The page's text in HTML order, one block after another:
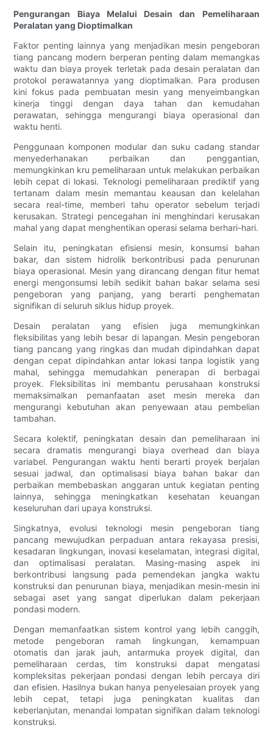
Pengurangan Biaya Melalui Desain dan Pemeliharaan
Peralatan yang Dioptimalkan
Faktor penting lainnya yang menjadikan mesin pengeboran
tiang pancang modern berperan penting dalam memangkas
waktu dan biaya proyek terletak pada desain peralatan dan
protokol perawatannya yang dioptimalkan. Para produsen
kini fokus pada pembuatan mesin yang menyeimbangkan
kinerja tinggi dengan daya tahan dan kemudahan
perawatan, sehingga mengurangi biaya operasional dan
waktu henti.
Penggunaan komponen modular dan suku cadang standar
menyederhanakan perbaikan dan penggantian,
memungkinkan kru pemeliharaan untuk melakukan perbaikan
lebih cepat di lokasi. Teknologi pemeliharaan prediktif yang
tertanam dalam mesin memantau keausan dan kelelahan
secara real-time, memberi tahu operator sebelum terjadi
kerusakan. Strategi pencegahan ini menghindari kerusakan
mahal yang dapat menghentikan operasi selama berhari-hari.
Selain itu, peningkatan efisiensi mesin, konsumsi bahan
bakar, dan sistem hidrolik berkontribusi pada penurunan
biaya operasional. Mesin yang dirancang dengan fitur hemat
energi mengonsumsi lebih sedikit bahan bakar selama sesi
pengeboran yang panjang, yang berarti penghematan
signifikan di seluruh siklus hidup proyek.
Desain peralatan yang efisien juga memungkinkan
fleksibilitas yang lebih besar di lapangan. Mesin pengeboran
tiang pancang yang ringkas dan mudah dipindahkan dapat
dengan cepat dipindahkan antar lokasi tanpa logistik yang
mahal, sehingga memudahkan penerapan di berbagai
proyek. Fleksibilitas ini membantu perusahaan konstruksi
memaksimalkan pemanfaatan aset mesin mereka dan
mengurangi kebutuhan akan penyewaan atau pembelian
tambahan.
Secara kolektif, peningkatan desain dan pemeliharaan ini
secara dramatis mengurangi biaya overhead dan biaya
variabel. Pengurangan waktu henti berarti proyek berjalan
sesuai jadwal, dan optimalisasi biaya bahan bakar dan
perbaikan membebaskan anggaran untuk kegiatan penting
lainnya, sehingga meningkatkan kesehatan keuangan
keseluruhan dari upaya konstruksi.
Singkatnya, evolusi teknologi mesin pengeboran tiang
pancang mewujudkan perpaduan antara rekayasa presisi,
kesadaran lingkungan, inovasi keselamatan, integrasi digital,
dan optimalisasi peralatan. Masing-masing aspek ini
berkontribusi langsung pada pemendekan jangka waktu
konstruksi dan penurunan biaya, menjadikan mesin-mesin ini
sebagai aset yang sangat diperlukan dalam pekerjaan
pondasi modern.
Dengan memanfaatkan sistem kontrol yang lebih canggih,
metode pengeboran ramah lingkungan, kemampuan
otomatis dan jarak jauh, antarmuka proyek digital, dan
pemeliharaan cerdas, tim konstruksi dapat mengatasi
kompleksitas pekerjaan pondasi dengan lebih percaya diri
dan efisien. Hasilnya bukan hanya penyelesaian proyek yang
lebih cepat, tetapi juga peningkatan kualitas dan
keberlanjutan, menandai lompatan signifikan dalam teknologi
konstruksi.